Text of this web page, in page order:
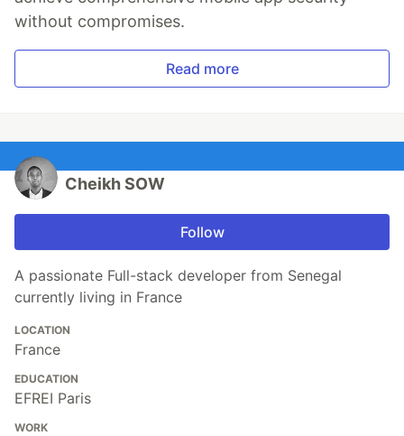
without compromises.
Read more
Cheikh SOW
Follow
A passionate Full-stack developer from Senegal
currently living in France
LOCATION
France
EDUCATION
EFREI Paris
WORK